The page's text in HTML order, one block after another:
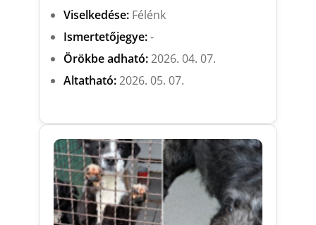
Viselkedése:Félénk
Ismertetőjegye:-
Örökbe adható:2026. 04. 07.
Altatható:2026. 05. 07.